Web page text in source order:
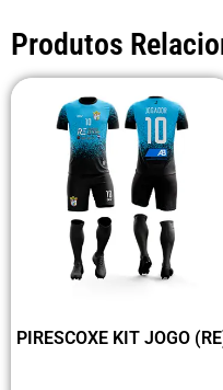
Produtos
PIRESCOXE KIT JOGO